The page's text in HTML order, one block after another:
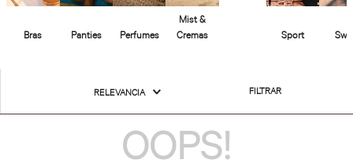
RELEVANCIA FILTRAR
OOPS!